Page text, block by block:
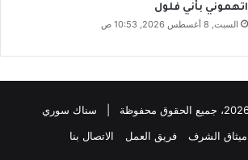
اتهموني بأني فلول
السبت, 8 أغسطس 2026, 10:53 ص
ميثاق الشرف فريق العمل الاتصال بنا